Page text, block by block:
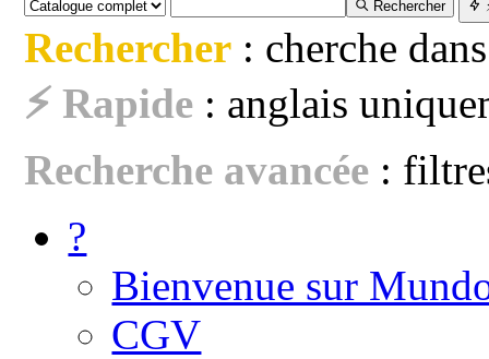
Rechercher
Rechercher : cherche
⚡ Rapide : anglais
Recherche avancée :
?
Bienvenue sur
CGV